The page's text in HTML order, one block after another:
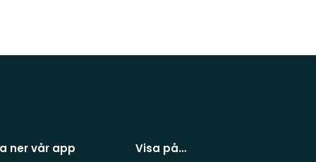
ner vår app Visa på…